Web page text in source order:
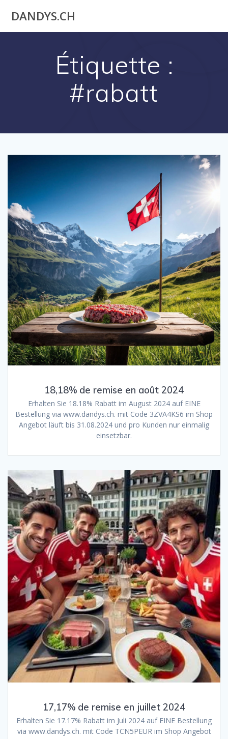
DANDYS.CH
Étiquette :
#rabatt
18,18% de remise en août 2024
Erhalten Sie 18.18% Rabatt im August 2024 auf EINE
Bestellung via www.dandys.ch. mit Code 3ZVA4KS6 im Shop
Angebot läuft bis 31.08.2024 und pro Kunden nur einmalig
einsetzbar.
17,17% de remise en juillet 2024
Erhalten Sie 17.17% Rabatt im Juli 2024 auf EINE Bestellung
via www.dandys.ch. mit Code TCN5PEUR im Shop Angebot